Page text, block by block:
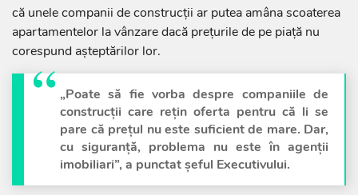
că unele companii de construcții ar putea amâna scoaterea
apartamentelor la vânzare dacă prețurile de pe piață nu
corespund așteptărilor lor.
„Poate să fie vorba despre companiile de
construcții care rețin oferta pentru că li se
pare că prețul nu este suficient de mare. Dar,
cu siguranță, problema nu este în agenții
imobiliari”, a punctat șeful Executivului.